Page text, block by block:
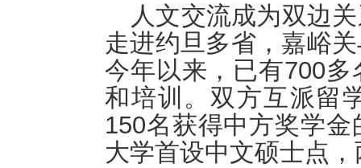
人文交流成为双边
走进约旦多省，嘉峪
今年以来，已有700
和培训。双方互派留
150名获得中方奖学
大学首设中文硕士点